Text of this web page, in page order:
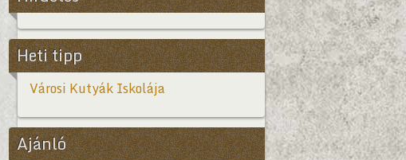
Heti tipp
Városi Kutyák Iskolája
Ajánló